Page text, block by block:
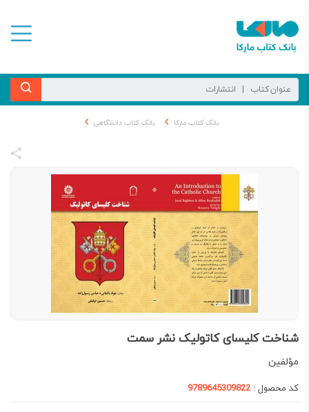
بانک کتاب مارکا بانک کتاب دانشگاهی
شناخت کلیسای کاتولیک نشر سمت
مؤلفین
کد محصول : 9789645309822